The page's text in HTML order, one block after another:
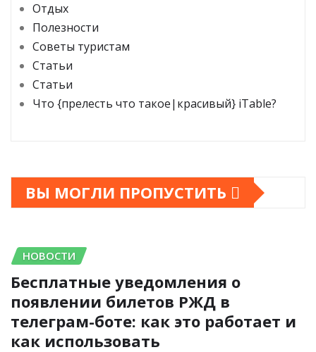
Отдых
Полезности
Советы туристам
Статьи
Статьи
Что {прелесть что такое|красивый} iTable?
ВЫ МОГЛИ ПРОПУСТИТЬ
НОВОСТИ
Бесплатные уведомления о
появлении билетов РЖД в
телеграм-боте: как это работает и
как использовать